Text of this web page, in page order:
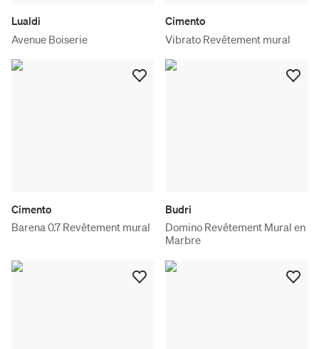
Lualdi
Avenue Boiserie
Cimento
Vibrato Revêtement mural
Cimento
Barena 0.7 Revêtement mural
Budri
Domino Revêtement Mural en
Marbre